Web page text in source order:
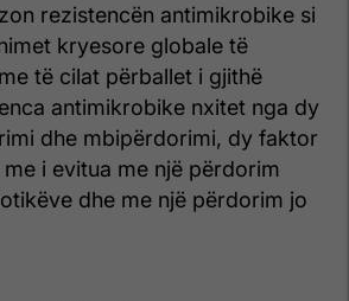
rezistencën antimikrobike si
kryesore globale të
të cilat përballet i gjithë
antimikrobike nxitet nga dy
dhe mbipërdorimi, dy faktor
i evitua me një përdorim
dhe me një përdorim jo